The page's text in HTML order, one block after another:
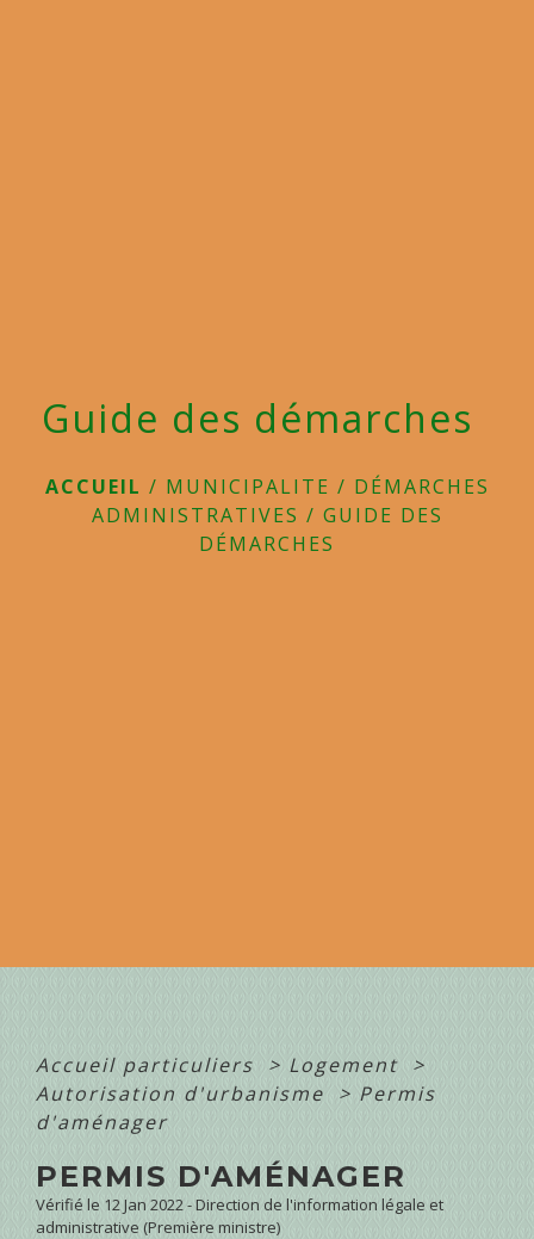
Guide des démarches
ACCUEIL / MUNICIPALITE / DÉMARCHES
ADMINISTRATIVES / GUIDE DES
DÉMARCHES
Accueil particuliers > Logement >
Autorisation d'urbanisme
> Permis
d'aménager
PERMIS D'AMÉNAGER
Vérifié le 12 Jan 2022 - Direction de l'information légale et
administrative (Première ministre)